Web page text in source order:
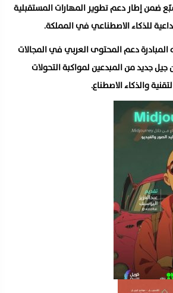
ضمن إطار دعم تطوير المهارات المستقبلية
للذكاء الاصطناعي في المملكة.
دعم المحتوى العربي في المجالات
جيل جديد من المبدعين لمواكبة التحولات
والذكاء الاصطناع.